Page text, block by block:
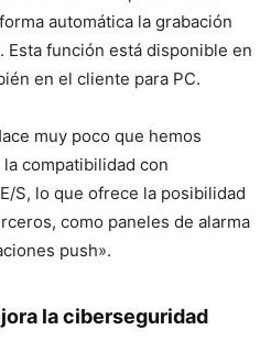
automática la grabación
función está disponible en
en el cliente para PC.
muy poco que hemos
compatibilidad con
S, lo que ofrece la posibilidad
como paneles de alarma
push».
la ciberseguridad